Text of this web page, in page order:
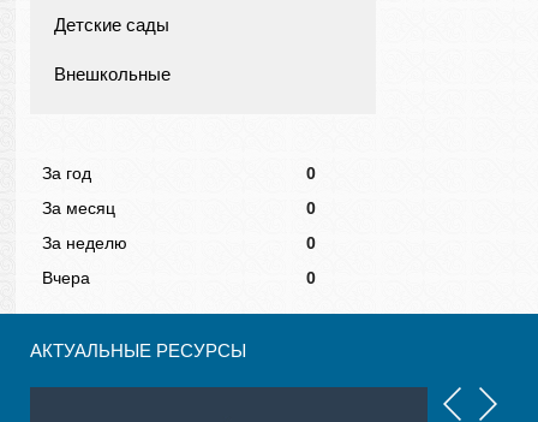
Детские сады
Внешкольные
За год
0
За месяц
0
За неделю
0
Вчера
0
АКТУАЛЬНЫЕ РЕСУРСЫ